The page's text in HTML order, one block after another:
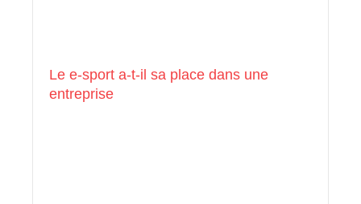
Le e-sport a-t-il sa place dans une
entreprise